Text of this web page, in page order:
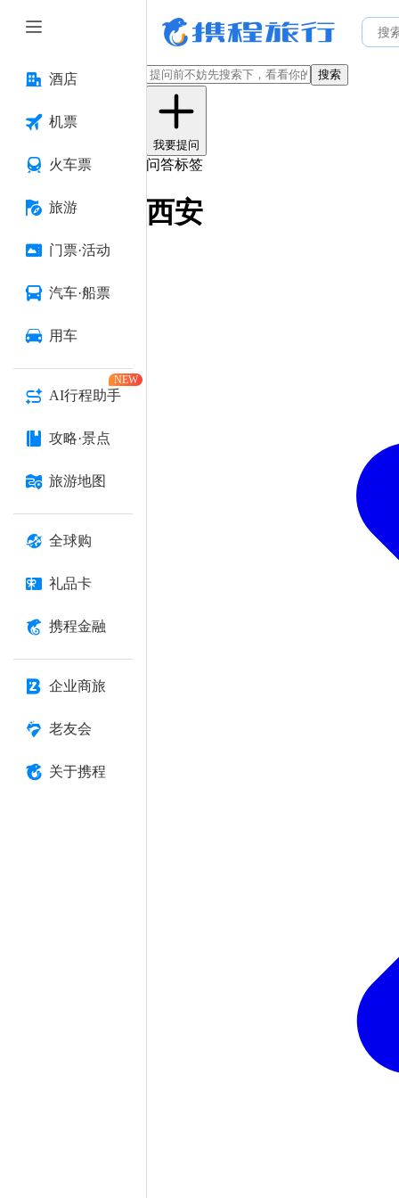
酒店
机票
火车票
旅游
门票·活动
汽车·船票
用车
AI行程助手
NEW
攻略·景点
旅游地图
全球购
礼品卡
携程金融
企业商旅
老友会
关于携程
搜索
我要提问
问答标签
西安